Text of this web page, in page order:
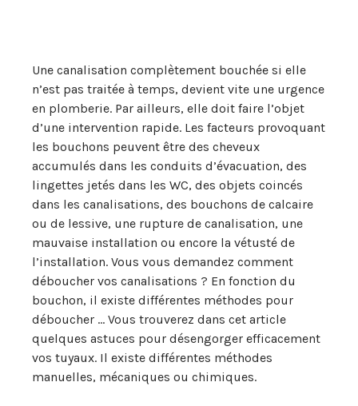
Une canalisation complètement bouchée si elle
n’est pas traitée à temps, devient vite une urgence
en plomberie. Par ailleurs, elle doit faire l’objet
d’une intervention rapide. Les facteurs provoquant
les bouchons peuvent être des cheveux
accumulés dans les conduits d’évacuation, des
lingettes jetés dans les WC, des objets coincés
dans les canalisations, des bouchons de calcaire
ou de lessive, une rupture de canalisation, une
mauvaise installation ou encore la vétusté de
l’installation. Vous vous demandez comment
déboucher vos canalisations ? En fonction du
bouchon, il existe différentes méthodes pour
déboucher … Vous trouverez dans cet article
quelques astuces pour désengorger efficacement
vos tuyaux. Il existe différentes méthodes
manuelles, mécaniques ou chimiques.